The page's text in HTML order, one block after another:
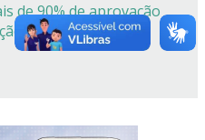
de 90% de aprovação
estatutária às